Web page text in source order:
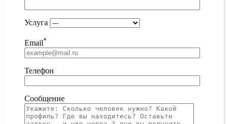
Услуга
Email*
Телефон
Сообщение